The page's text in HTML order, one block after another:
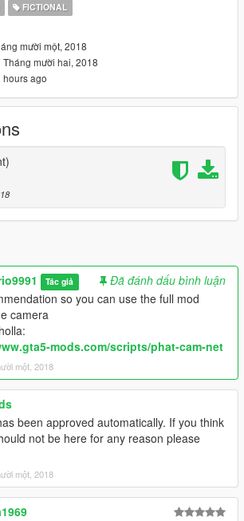
scripts/addonpeds-asi-pedselector
file, if you are using The Dragon BZ script
/ DBZns Files / sample characters.
Average size
Giant size
Theft Auto V \ mods \ update \ x64 \
\ dlc.rpf \ peds.rpf \
it
"Ultraman" to "ig_barry"
work you can donate.
me to take out giant enemies for ultra
zmodeler license,
FICTIONAL
mười một, 2018
Tháng mười hai, 2018
hours ago
Tác giả
Đã đánh dấu bình luận
so you can use the full mod
camera
mods.com/scripts/phat-cam-net
một, 2018
been approved automatically. If you think
not be here for any reason please
một, 2018